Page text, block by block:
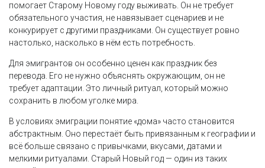
помогает Старому Новому году выживать. Он не требует
обязательного участия, не навязывает сценариев и не
конкурирует с другими праздниками. Он существует ровно
настолько, насколько в нём есть потребность.
Для эмигрантов он особенно ценен как праздник без
перевода. Его не нужно объяснять окружающим, он не
требует адаптации. Это личный ритуал, который можно
сохранить в любом уголке мира.
В условиях эмиграции понятие «дома» часто становится
абстрактным. Оно перестаёт быть привязанным к географии и
всё больше связано с привычками, вкусами, датами и
мелкими ритуалами. Старый Новый год — один из таких